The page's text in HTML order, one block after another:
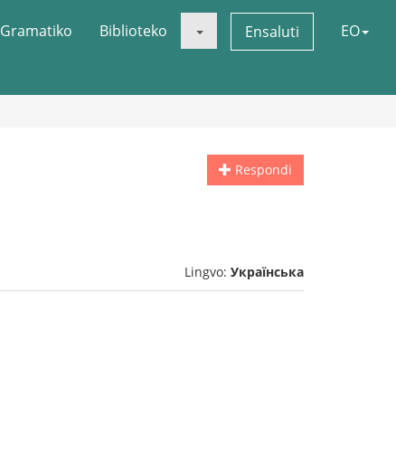
Gramatiko Biblioteko Ensaluti EO
Respondi
Lingvo: Українська